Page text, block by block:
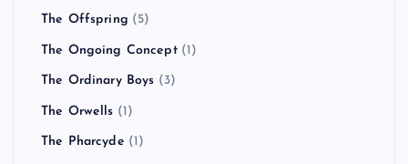
The Offspring (5)
The Ongoing Concept(1)
The Ordinary Boys (3)
The Orwells (1)
The Pharcyde (1)